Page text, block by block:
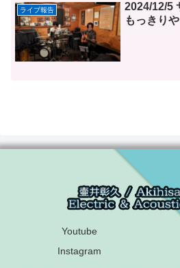
ライブ報告
2024/12/5
もっきりや
Youtube
Instagram